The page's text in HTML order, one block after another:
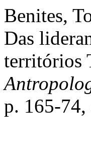
Benites,
Das
territórios
p. 165-